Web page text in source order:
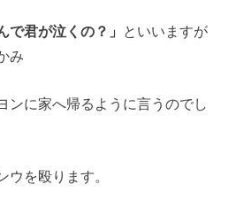
で君が泣くの？」 といいますが
み
ンに家へ帰るように言うのでし
ウを殴ります。